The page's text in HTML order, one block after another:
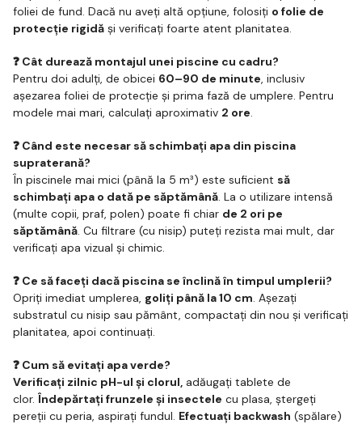
foliei de fund. Dacă nu aveți altă opțiune, folosiți o folie de
protecție rigidă și verificați foarte atent planitatea.
❓ Cât durează montajul unei piscine cu cadru?
Pentru doi adulți, de obicei 60–90 de minute, inclusiv
așezarea foliei de protecție și prima fază de umplere. Pentru
modele mai mari, calculați aproximativ 2 ore.
❓ Când este necesar să schimbați apa din piscina
supraterană?
În piscinele mai mici (până la 5 m³) este suficient să
schimbați apa o dată pe săptămână. La o utilizare intensă
(multe copii, praf, polen) poate fi chiar de 2 ori pe
săptămână. Cu filtrare (cu nisip) puteți rezista mai mult, dar
verificați apa vizual și chimic.
❓ Ce să faceți dacă piscina se înclină în timpul umplerii?
Opriți imediat umplerea, goliți până la 10 cm. Așezați
substratul cu nisip sau pământ, compactați din nou și verificați
planitatea, apoi continuați.
❓ Cum să evitați apa verde?
Verificați zilnic pH-ul și clorul, adăugați tablete de
clor. Îndepărtați frunzele și insectele cu plasa, ștergeți
pereții cu peria, aspirați fundul. Efectuați backwash (spălare)